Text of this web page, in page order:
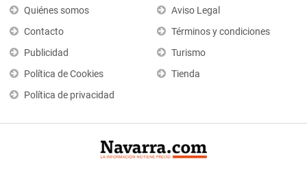
Quiénes somos
Contacto
Publicidad
Política de Cookies
Política de privacidad
Aviso Legal
Términos y condiciones
Turismo
Tienda